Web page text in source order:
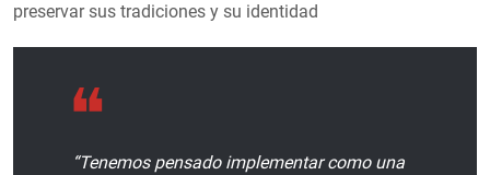
preservar sus tradiciones y su identidad
“Tenemos pensado implementar como una